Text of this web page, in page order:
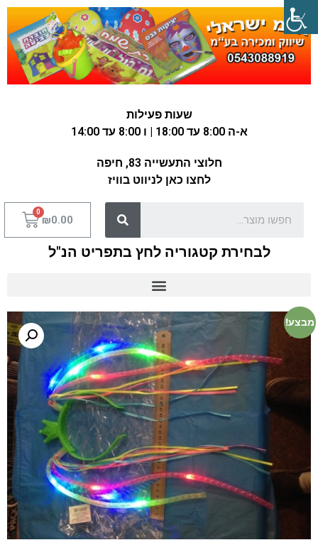
שעות פעילות
א-ה 8:00 עד 18:00 | ו 8:00 עד 14:00
חלוצי התעשייה 83, חיפה
לחצו כאן לניווט בוויז
₪0.00
לבחירת קטגוריה לחץ בתפריט הנ"ל
מבצע!